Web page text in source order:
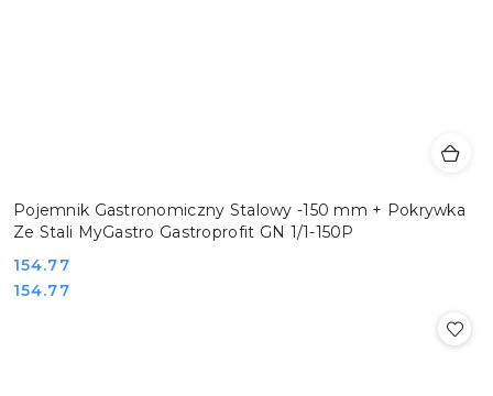
Pojemnik Gastronomiczny Stalowy -150 mm + Pokrywka
Ze Stali MyGastro Gastroprofit GN 1/1-150P
Cena:
154.77
Cena:
154.77